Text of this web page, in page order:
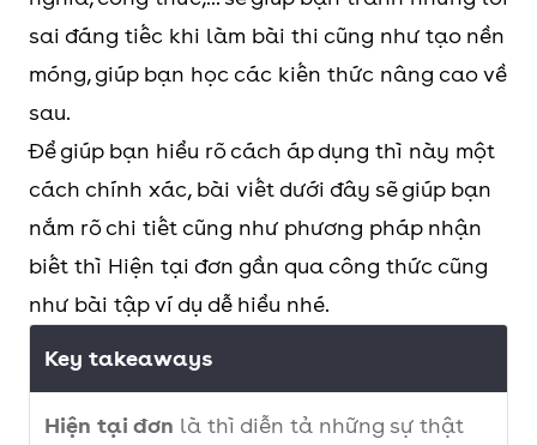
sai đáng tiếc khi làm bài thi cũng như tạo nền
móng, giúp bạn học các kiến thức nâng cao về
sau.
Để giúp bạn hiểu rõ cách áp dụng thì này một
cách chính xác, bài viết dưới đây sẽ giúp bạn
nắm rõ chi tiết cũng như phương pháp nhận
biết thì Hiện tại đơn gần qua công thức cũng
như bài tập ví dụ dễ hiểu nhé.
Key takeaways
Hiện tại đơn là thì diễn tả những sự thật